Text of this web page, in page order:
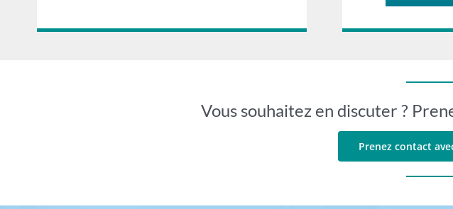
Vous souhaitez en discuter ?
Prenez contact